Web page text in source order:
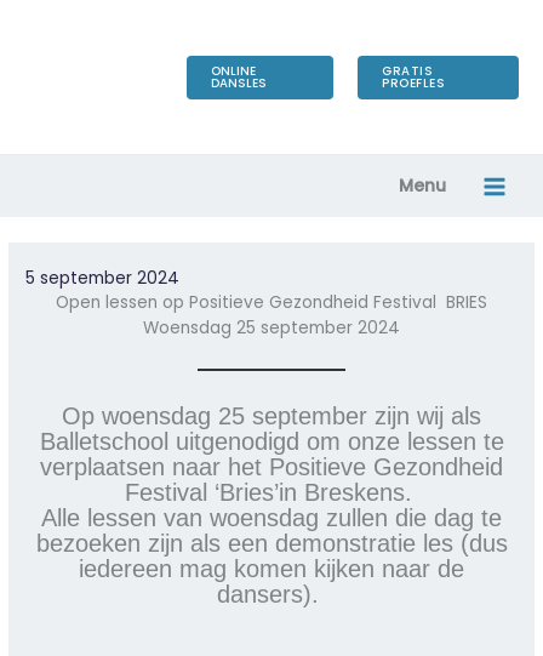
ONLINE
DANSLES
GRATIS
PROEFLES
Menu
5 september 2024
Open lessen op Positieve Gezondheid Festival BRIES
Woensdag 25 september 2024
Op woensdag 25 september zijn wij als
Balletschool uitgenodigd om onze lessen te
verplaatsen naar het Positieve Gezondheid
Festival ‘Bries’in Breskens.
Alle lessen van woensdag zullen die dag te
bezoeken zijn als een demonstratie les (dus
iedereen mag komen kijken naar de
dansers).